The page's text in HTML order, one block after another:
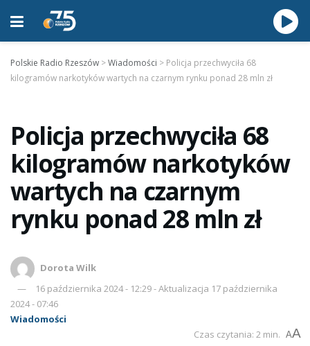
Polskie Radio Rzeszów >Wiadomości > Policja przechwyciła 68
kilogramów narkotyków wartych na czarnym rynku ponad 28 mln zł
Policja przechwyciła 68
kilogramów narkotyków
wartych na czarnym
rynku ponad 28 mln zł
Dorota Wilk
16 października 2024 - 12:29 - Aktualizacja 17 października
2024 - 07:46
Wiadomości
Czas czytania: 2 min. AA